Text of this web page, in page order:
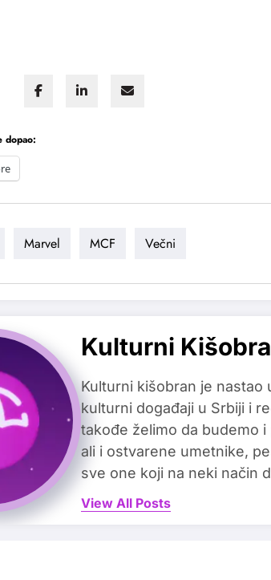
dopao:
Marvel MCF Večni
Kulturni
Kulturni kišobran je nastao
kulturni događaji u Srbiji i
takođe želimo da budemo
ali i ostvarene umetnike,
sve one koji na neki način
View All Posts